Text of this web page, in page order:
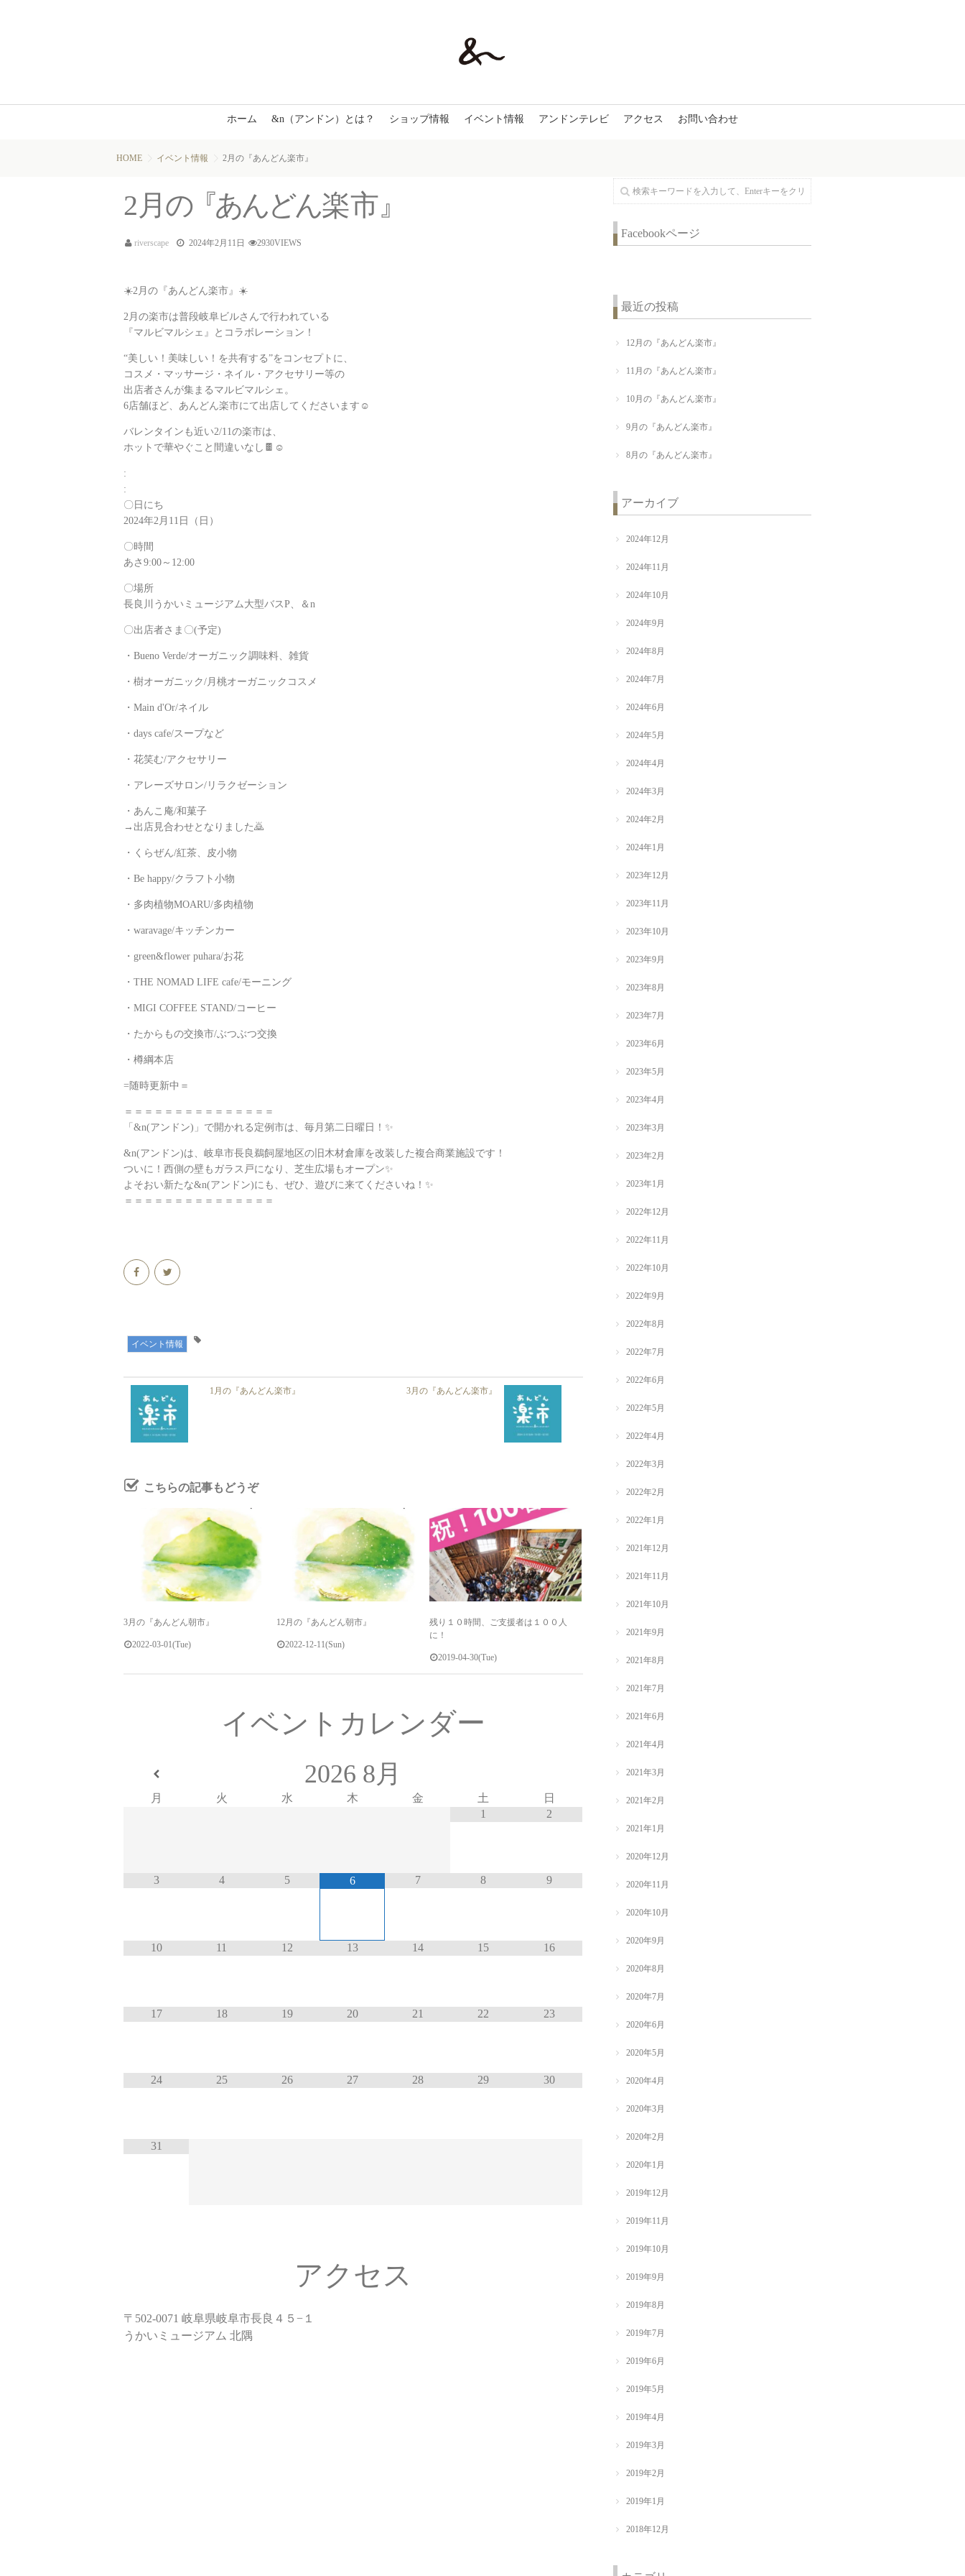
ホーム &n（アンドン）とは？ ショップ情報 イベント情報 アンドンテレビ アクセス お問い合わせ
HOME イベント情報 2月の『あんどん楽市』
2 月 の『あんどん楽市』
riverscape 2024年2月11日 2930VIEWS
☀️2月の『あんどん楽市』☀️
2月の楽市は普段岐阜ビルさんで行われている
『マルビマルシェ』とコラボレーション！
“美しい！美味しい！を共有する”をコンセプトに、
コスメ・マッサージ・ネイル・アクセサリー等の
出店者さんが集まるマルビマルシェ。
6店舗ほど、あんどん楽市にて出店してくださいます☺️
バレンタインも近い2/11の楽市は、
ホットで華やぐこと間違いなし🍫☺️
:
:
〇日にち
2024年2月11日（日）
〇時間
あさ9:00～12:00
〇場所
長良川うかいミュージアム大型バスP、＆n
〇出店者さま〇(予定)
・Bueno Verde/オーガニック調味料、雑貨
・樹オーガニック/月桃オーガニックコスメ
・Main d'Or/ネイル
・days cafe/スープなど
・花笑む/アクセサリー
・アレーズサロン/リラクゼーション
・あんこ庵/和菓子
→出店見合わせとなりました🙇
・くらぜん/紅茶、皮小物
・Be happy/クラフト小物
・多肉植物MOARU/多肉植物
・waravage/キッチンカー
・green&flower puhara/お花
・THE NOMAD LIFE cafe/モーニング
・MIGI COFFEE STAND/コーヒー
・たからもの交換市/ぶつぶつ交換
・樽綱本店
=随時更新中＝
＝＝＝＝＝＝＝＝＝＝＝＝＝＝＝
「&n(アンドン)」で開かれる定例市は、毎月第二日曜日！✨
&n(アンドン)は、岐阜市長良鵜飼屋地区の旧木材倉庫を改装した複合商業施設です！
ついに！西側の壁もガラス戸になり、芝生広場もオープン✨
よそおい新たな&n(アンドン)にも、ぜひ、遊びに来てくださいね！✨
＝＝＝＝＝＝＝＝＝＝＝＝＝＝＝
イベント情報
1月の『あんどん楽市』 3月の『あんどん楽市』
こちらの記事もどうぞ
3月の『あんどん朝市』
2022-03-01(Tue)
12月の『あんどん朝市』
2022-12-11(Sun)
残り１０時間、ご支援者は１００人
に！
2019-04-30(Tue)
イベントカレンダー
2026 8月
月 火 水 木 金 土
日
1
2
3 4 5 6 7 8 9
10 11 12 13 14 15 16
17 18 19 20 21 22 23
24 25 26 27 28 29 30
31
アクセス
〒502-0071 岐阜県岐阜市長良４５−１
うかいミュージアム 北隅
Facebookページ
最近の投稿
12月の『あんどん楽市』
11月の『あんどん楽市』
10月の『あんどん楽市』
9月の『あんどん楽市』
8月の『あんどん楽市』
アーカイブ
2024年12月
2024年11月
2024年10月
2024年9月
2024年8月
2024年7月
2024年6月
2024年5月
2024年4月
2024年3月
2024年2月
2024年1月
2023年12月
2023年11月
2023年10月
2023年9月
2023年8月
2023年7月
2023年6月
2023年5月
2023年4月
2023年3月
2023年2月
2023年1月
2022年12月
2022年11月
2022年10月
2022年9月
2022年8月
2022年7月
2022年6月
2022年5月
2022年4月
2022年3月
2022年2月
2022年1月
2021年12月
2021年11月
2021年10月
2021年9月
2021年8月
2021年7月
2021年6月
2021年4月
2021年3月
2021年2月
2021年1月
2020年12月
2020年11月
2020年10月
2020年9月
2020年8月
2020年7月
2020年6月
2020年5月
2020年4月
2020年3月
2020年2月
2020年1月
2019年12月
2019年11月
2019年10月
2019年9月
2019年8月
2019年7月
2019年6月
2019年5月
2019年4月
2019年3月
2019年2月
2019年1月
2018年12月